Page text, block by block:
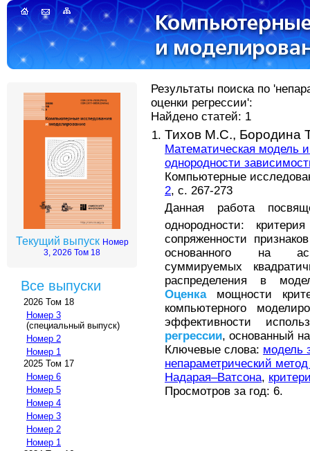
Текущий выпуск Номер
3, 2026 Том 18
Все выпуски
2026 Том 18
Номер 3
(специальный выпуск)
Номер 2
Номер 1
2025 Том 17
Номер 6
Номер 5
Номер 4
Номер 3
Номер 2
Номер 1
Результаты поиска по
оценки регрессии':
Найдено статей: 1
Тихов М.С., Бородина
Математическая модель
однородности
Компьютерные
2, с. 267-273
Данная работа
однородности:
сопряженности
основанного на
суммируемых
распределения в
Оценкамощности
компьютерного
эффективности
регрессии, основанный
Ключевые слова: модель
непараметрический
Надарая–Ватсона,
Просмотров за год: 6.